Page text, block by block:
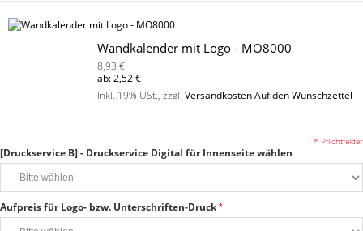
Wandkalender mit Logo - MO8000
8,93 €
ab:2,52 €
Inkl. 19% USt., zzgl. VersandkostenAuf den Wunschzettel
[Druckservice B] - Druckservice Digital für Innenseite wählen
Aufpreis für Logo- bzw. Unterschriften-Druck
* Pflichtfelder